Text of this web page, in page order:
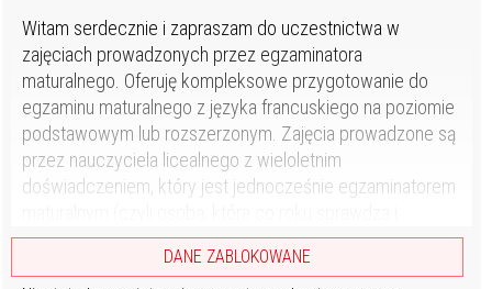
Witam serdecznie i zapraszam do uczestnictwa w
zajęciach prowadzonych przez egzaminatora
maturalnego. Oferuję kompleksowe przygotowanie do
egzaminu maturalnego z języka francuskiego na poziomie
podstawowym lub rozszerzonym. Zajęcia prowadzone są
przez nauczyciela licealnego z wieloletnim
doświadczeniem, który jest jednocześnie egzaminatorem
DANE ZABLOKOWANE